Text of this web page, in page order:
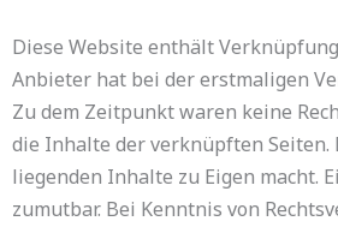
Diese Website enthält
Anbieter hat bei der erstmaligen
Zu dem Zeitpunkt waren keine
die Inhalte der verknüpften Seiten.
liegenden Inhalte zu Eigen macht.
zumutbar. Bei Kenntnis von